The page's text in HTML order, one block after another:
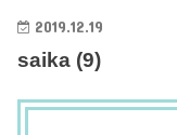
2019.12.19
saika (9)